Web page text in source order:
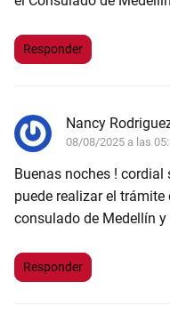
Responder
Nancy
08/08/2025 a las
Buenas noches !
puede realizar el
consulado de Medellín y
Responder